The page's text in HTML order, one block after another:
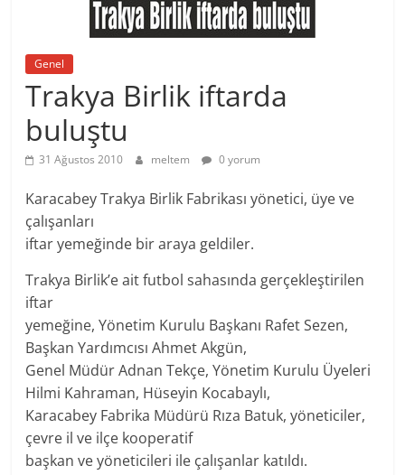
Genel
Trakya Birlik iftarda
buluştu
31 Ağustos 2010 meltem 0 yorum
Karacabey Trakya Birlik Fabrikası yönetici, üye ve
çalışanları
iftar yemeğinde bir araya geldiler.
Trakya Birlik’e ait futbol sahasında gerçekleştirilen
iftar
yemeğine, Yönetim Kurulu Başkanı Rafet Sezen,
Başkan Yardımcısı Ahmet Akgün,
Genel Müdür Adnan Tekçe, Yönetim Kurulu Üyeleri
Hilmi Kahraman, Hüseyin Kocabaylı,
Karacabey Fabrika Müdürü Rıza Batuk, yöneticiler,
çevre il ve ilçe kooperatif
başkan ve yöneticileri ile çalışanlar katıldı.